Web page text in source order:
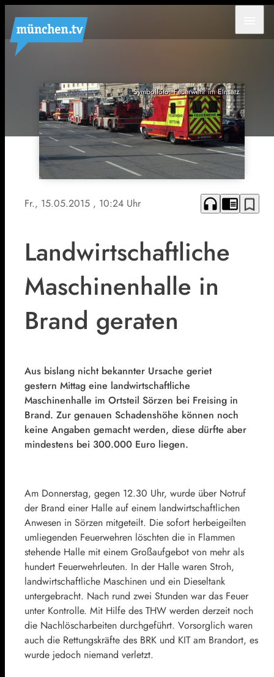
Symbolfoto: Feuerwehr im EInsatz
Fr., 15.05.2015 , 10:24 Uhr headphones chrome_reader_mode bookmark_border
Landwirtschaftliche
Maschinenhalle in
Brand geraten
Aus bislang nicht bekannter Ursache geriet
gestern Mittag eine landwirtschaftliche
Maschinenhalle im Ortsteil Sörzen bei Freising in
Brand. Zur genauen Schadenshöhe können noch
keine Angaben gemacht werden, diese dürfte aber
mindestens bei 300.000 Euro liegen.
Am Donnerstag, gegen 12.30 Uhr, wurde über Notruf
der Brand einer Halle auf einem landwirtschaftlichen
Anwesen in Sörzen mitgeteilt. Die sofort herbeigeilten
umliegenden Feuerwehren löschten die in Flammen
stehende Halle mit einem Großaufgebot von mehr als
hundert Feuerwehrleuten. In der Halle waren Stroh,
landwirtschaftliche Maschinen und ein Dieseltank
untergebracht. Nach rund zwei Stunden war das Feuer
unter Kontrolle. Mit Hilfe des THW werden derzeit noch
die Nachlöscharbeiten durchgeführt. Vorsorglich waren
auch die Rettungskräfte des BRK und KIT am Brandort, es
wurde jedoch niemand verletzt.